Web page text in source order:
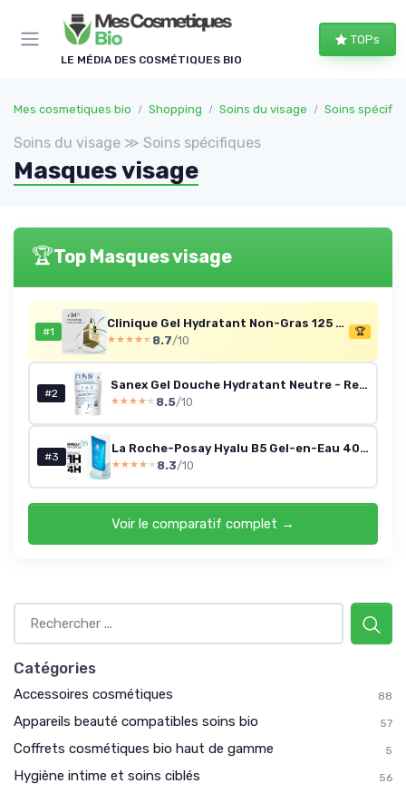
LE MÉDIA DES COSMÉTIQUES BIO
TOPs
Mes cosmetiques bio Shopping Soins du visage Soins
Soins du visage ≫ Soins spécifiques
Masques visage
🏆Top Masques visage
#1
Clinique Gel Hydratant Non-Gras 125 ml
★★★★★
★★★★★ 8.7/10
🏆
#2
Sanex Gel Douche Hydratant Neutre - Recharge 10x900 ml
★★★★★
★★★★★ 8.5/10
#3
La Roche-Posay Hyalu B5 Gel-en-Eau 40 ml
★★★★★
★★★★★ 8.3/10
Voir le comparatif complet →
Catégories
Accessoires cosmétiques 88
Appareils beauté compatibles soins bio 57
Coffrets cosmétiques bio haut de gamme 5
Hygiène intime et soins ciblés 56
Panneau de gestion des cookies